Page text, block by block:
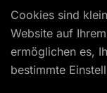
Cookies sind
Website auf
ermöglichen es,
bestimmte